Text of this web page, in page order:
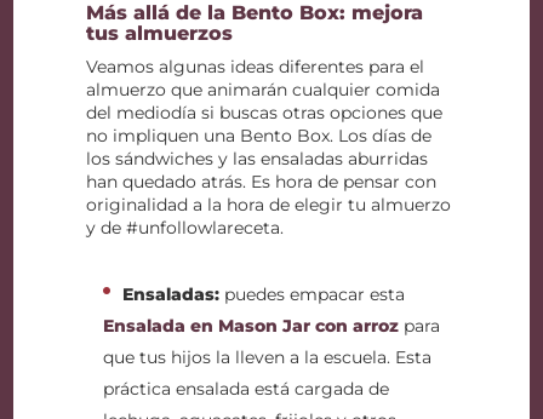
Más allá de la Bento Box: mejora
tus almuerzos
Veamos algunas ideas diferentes para el
almuerzo que animarán cualquier comida
del mediodía si buscas otras opciones que
no impliquen una Bento Box. Los días de
los sándwiches y las ensaladas aburridas
han quedado atrás. Es hora de pensar con
originalidad a la hora de elegir tu almuerzo
y de #unfollowlareceta.
Ensaladas: puedes empacar esta
Ensalada en Mason Jar con arroz para
que tus hijos la lleven a la escuela. Esta
práctica ensalada está cargada de